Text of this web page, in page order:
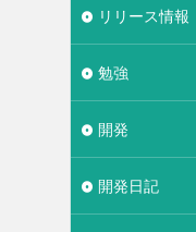
リリース情報
勉強
開発
開発日記